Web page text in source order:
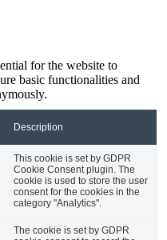
for the website to
basic functionalities and
Description
This cookie is set by GDPR
Cookie Consent plugin. The
cookie is used to store the user
consent for the cookies in the
category "Analytics".
The cookie is set by GDPR